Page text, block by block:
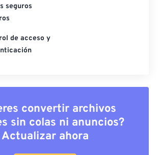
seguros
de acceso y
convertir archivos
sin colas ni anuncios?
Actualizar ahora